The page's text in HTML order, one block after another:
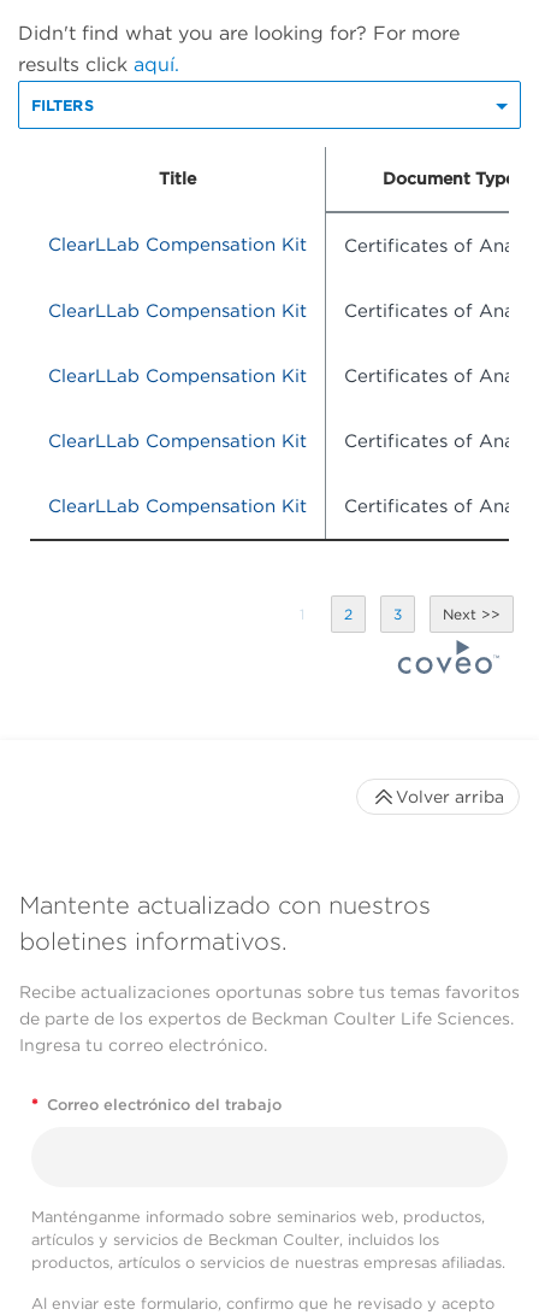
Didn't find what you are looking for? For more
results click aquí.
FILTERS
Title Document Type
ClearLLab Compensation Kit Certificates of
ClearLLab Compensation Kit Certificates of
ClearLLab Compensation Kit Certificates of
ClearLLab Compensation Kit Certificates of
ClearLLab Compensation Kit Certificates of
1 2 3
Mantente actualizado con nuestros
boletines informativos.
Recibe actualizaciones oportunas sobre tus temas favoritos
de parte de los expertos de Beckman Coulter Life Sciences.
Ingresa tu correo electrónico.
* Correo electrónico del trabajo
Manténganme informado sobre seminarios web, productos,
artículos y servicios de Beckman Coulter, incluidos los
productos, artículos o servicios de nuestras empresas afiliadas.
Al enviar este formulario, confirmo que he revisado y acepto
Volver arriba